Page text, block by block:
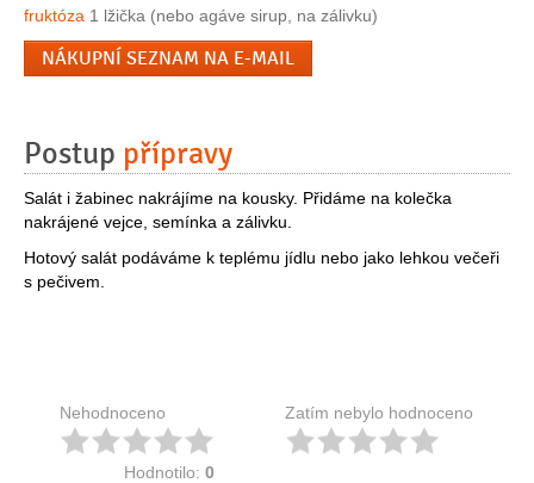
fruktóza 1 lžička (nebo agáve sirup, na zálivku)
NÁKUPNÍ SEZNAM NA E-MAIL
Postup přípravy
Salát i žabinec nakrájíme na kousky. Přidáme na kolečka
nakrájené vejce, semínka a zálivku.
Hotový salát podáváme k teplému jídlu nebo jako lehkou večeři
s pečivem.
Nehodnoceno
Hodnotilo: 0
Zatím nebylo hodnoceno